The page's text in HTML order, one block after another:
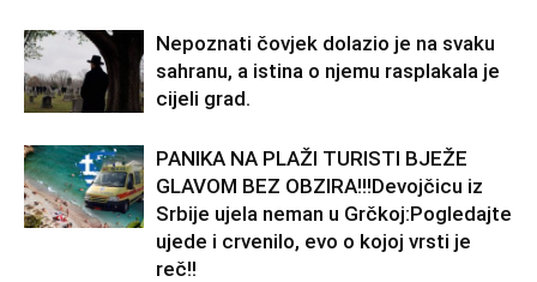
Nepoznati čovjek dolazio je na svaku
sahranu, a istina o njemu rasplakala je
cijeli grad.
PANIKA NA PLAŽI TURISTI BJEŽE
GLAVOM BEZ OBZIRA!!!Devojčicu iz
Srbije ujela neman u Grčkoj:Pogledajte
ujede i crvenilo, evo o kojoj vrsti je
reč!!